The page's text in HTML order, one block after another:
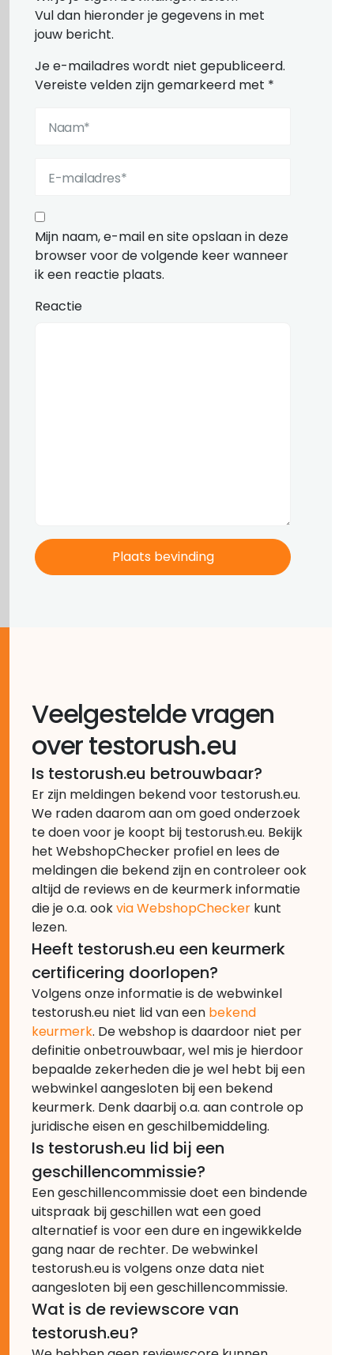
Vul dan hieronder je gegevens in met
jouw bericht.
Je e-mailadres wordt niet gepubliceerd.
Vereiste velden zijn gemarkeerd met *
Mijn naam, e-mail en site opslaan in deze
browser voor de volgende keer wanneer
ik een reactie plaats.
Reactie
Veelgestelde vragen
over testorush.eu
Is testorush.eu betrouwbaar?
Er zijn meldingen bekend voor testorush.eu.
We raden daarom aan om goed onderzoek
te doen voor je koopt bij testorush.eu. Bekijk
het WebshopChecker profiel en lees de
meldingen die bekend zijn en controleer ook
altijd de reviews en de keurmerk informatie
die je o.a. ookvia WebshopChecker kunt
lezen.
Heeft testorush.eu een keurmerk
certificering doorlopen?
Volgens onze informatie is de webwinkel
testorush.eu niet lid van een bekend
keurmerk. De webshop is daardoor niet per
definitie onbetrouwbaar, wel mis je hierdoor
bepaalde zekerheden die je wel hebt bij een
webwinkel aangesloten bij een bekend
keurmerk. Denk daarbij o.a. aan controle op
juridische eisen en geschilbemiddeling.
Is testorush.eu lid bij een
geschillencommissie?
Een geschillencommissie doet een bindende
uitspraak bij geschillen wat een goed
alternatief is voor een dure en ingewikkelde
gang naar de rechter. De webwinkel
testorush.eu is volgens onze data niet
aangesloten bij een geschillencommissie.
Wat is de reviewscore van
testorush.eu?